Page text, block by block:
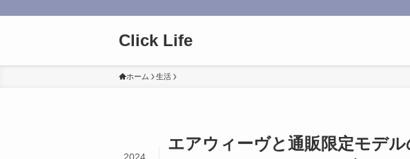
Click Life
ホーム 生活
エアウィーヴと通販限定モデ
2024